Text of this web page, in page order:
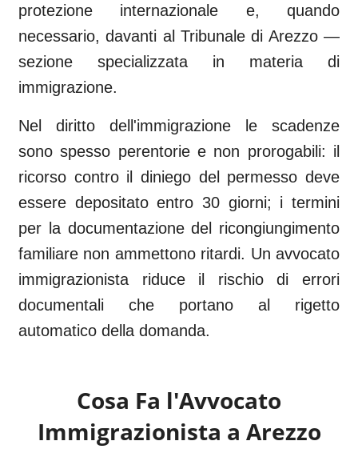
protezione internazionale e, quando
necessario, davanti al Tribunale di Arezzo—
sezione specializzata in materia di
immigrazione.
Nel diritto dell'immigrazione le scadenze
sono spesso perentorie e non prorogabili: il
ricorso contro il diniego del permesso deve
essere depositato entro 30 giorni; i termini
per la documentazione del ricongiungimento
familiare non ammettono ritardi. Un avvocato
immigrazionista riduce il rischio di errori
documentali che portano al rigetto
automatico della domanda.
Cosa Fa l'Avvocato
Immigrazionista a Arezzo